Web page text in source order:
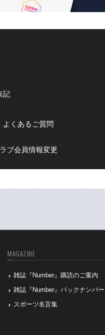
記
くあるご質問
ブ会員情報変更
MAGAZINE
雑誌『Number』購読のご案内
雑誌『Number』バックナンバー
スポーツ名言集